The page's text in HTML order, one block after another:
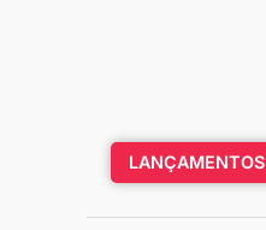
LANÇAMENTOS